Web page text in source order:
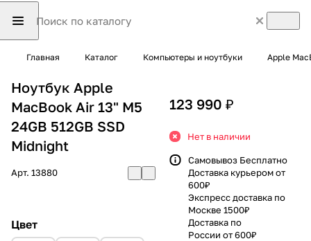
Главная Каталог Компьютеры и ноутбуки Apple
Ноутбук Apple
MacBook Air 13" M5
24GB 512GB SSD
Midnight
Арт. 13880
Цвет
123 990 ₽
Нет в наличии
Самовывоз Бесплатно
Доставка курьером от
600₽
Экспресс доставка по
Москве 1500₽
Доставка по
России от 600₽